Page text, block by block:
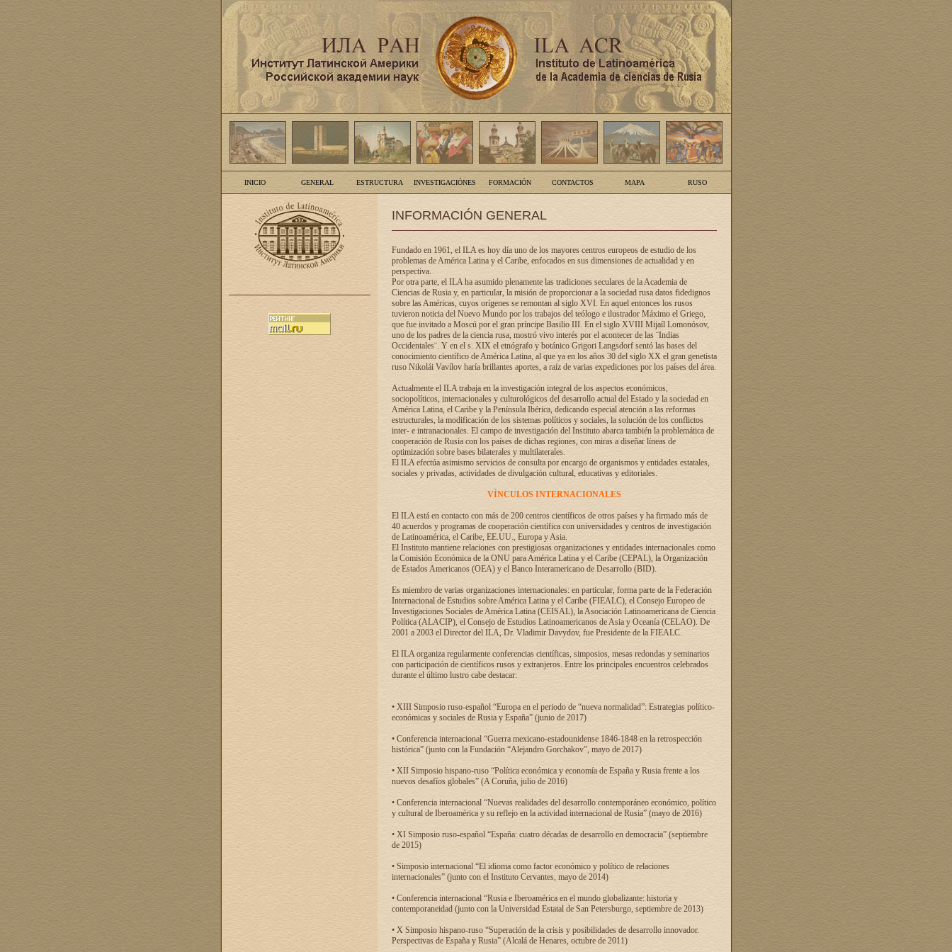
INICIO GENERAL ESTRUCTURA INVESTIGACIÓNES FORMACIÓN CONTACTOS MAPA RUSO
INFORMACIÓN GENERAL
Fundado en 1961, el ILA es hoy día uno de los mayores centros europeos de estudio de los
problemas de América Latina y el Caribe, enfocados en sus dimensiones de actualidad y en
perspectiva.
Por otra parte, el ILA ha asumido plenamente las tradiciones seculares de la Academia de
Ciencias de Rusia y, en particular, la misión de proporcionar a la sociedad rusa datos fidedignos
sobre las Américas, cuyos orígenes se remontan al siglo XVI. En aquel entonces los rusos
tuvieron noticia del Nuevo Mundo por los trabajos del teólogo e ilustrador Máximo el Griego,
que fue invitado a Moscú por el gran príncipe Basilio III. En el siglo XVIII Mijaíl Lomonósov,
uno de los padres de la ciencia rusa, mostró vivo interés por el acontecer de las ¨Indias
Occidentales¨. Y en el s. XIX el etnógrafo y botánico Grigori Langsdorf sentó las bases del
conocimiento científico de América Latina, al que ya en los años 30 del siglo XX el gran genetista
ruso Nikolái Vavílov haría brillantes aportes, a raíz de varias expediciones por los países del área.
Actualmente el ILA trabaja en la investigación integral de los aspectos económicos,
sociopolíticos, internacionales y culturológicos del desarrollo actual del Estado y la sociedad en
América Latina, el Caribe y la Península Ibérica, dedicando especial atención a las reformas
estructurales, la modificación de los sistemas políticos y sociales, la solución de los conflictos
inter- e intranacionales. El campo de investigación del Instituto abarca también la problemática de
cooperación de Rusia con los países de dichas regiones, con miras a diseñar líneas de
optimización sobre bases bilaterales y multilaterales.
El ILA efectúa asimismo servicios de consulta por encargo de organismos y entidades estatales,
sociales y privadas, actividades de divulgación cultural, educativas y editoriales.
VÍNCULOS INTERNACIONALES
El ILA está en contacto con más de 200 centros científicos de otros países y ha firmado más de
40 acuerdos y programas de cooperación científica con universidades y centros de investigación
de Latinoamérica, el Caribe, EE.UU., Europa y Asia.
El Instituto mantiene relaciones con prestigiosas organizaciones y entidades internacionales como
la Comisión Económica de la ONU para América Latina y el Caribe (CEPAL), la Organización
de Estados Americanos (OEA) y el Banco Interamericano de Desarrollo (BID).
Es miembro de varias organizaciones internacionales: en particular, forma parte de la Federación
Internacional de Estudios sobre América Latina y el Caribe (FIEALC), el Consejo Europeo de
Investigaciones Sociales de América Latina (CEISAL), la Asociación Latinoamericana de Ciencia
Política (ALACIP), el Consejo de Estudios Latinoamericanos de Asia y Oceanía (CELAO). De
2001 a 2003 el Director del ILA, Dr. Vladimir Davydov, fue Presidente de la FIEALC.
El ILA organiza regularmente conferencias científicas, simposios, mesas redondas y seminarios
con participación de científicos rusos y extranjeros. Entre los principales encuentros celebrados
durante el último lustro cabe destacar:
• XIII Simposio ruso-español “Europa en el periodo de “nueva normalidad”: Estrategias político-
económicas y sociales de Rusia y España” (junio de 2017)
• Conferencia internacional “Guerra mexicano-estadounidense 1846-1848 en la retrospección
histórica” (junto con la Fundación “Alejandro Gorchakov”, mayo de 2017)
• XII Simposio hispano-ruso “Política económica y economía de España y Rusia frente a los
nuevos desafíos globales” (A Coruña, julio de 2016)
• Conferencia internacional “Nuevas realidades del desarrollo contemporáneo económico, político
y cultural de Iberoamérica y su reflejo en la actividad internacional de Rusia” (mayo de 2016)
• XI Simposio ruso-español “España: cuatro décadas de desarrollo en democracia” (septiembre
de 2015)
• Simposio internacional “El idioma como factor económico y político de relaciones
internacionales” (junto con el Instituto Cervantes, mayo de 2014)
• Conferencia internacional “Rusia e Iberoamérica en el mundo globalizante: historia y
contemporaneidad (junto con la Universidad Estatal de San Petersburgo, septiembre de 2013)
• X Simposio hispano-ruso “Superación de la crisis y posibilidades de desarrollo innovador.
Perspectivas de España y Rusia” (Alcalá de Henares, octubre de 2011)